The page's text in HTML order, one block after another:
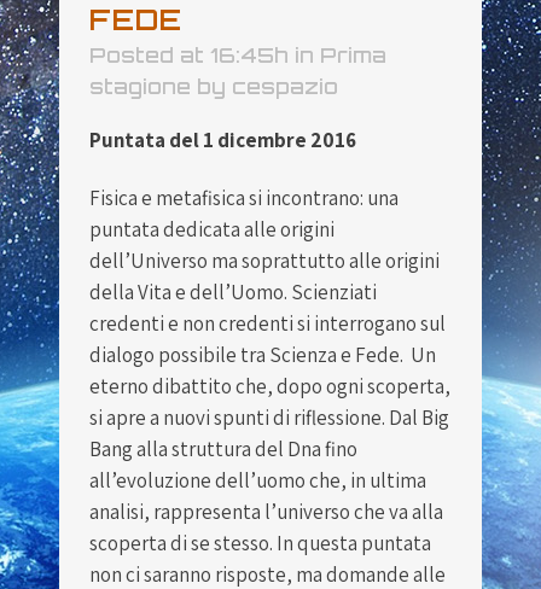
FEDE
Posted at 16:45h in Prima
stagione by cespazio
Puntata del 1 dicembre 2016
Fisica e metafisica si incontrano: una
puntata dedicata alle origini
dell’Universo ma soprattutto alle origini
della Vita e dell’Uomo. Scienziati
credenti e non credenti si interrogano sul
dialogo possibile tra Scienza e Fede. Un
eterno dibattito che, dopo ogni scoperta,
si apre a nuovi spunti di riflessione. Dal Big
Bang alla struttura del Dna fino
all’evoluzione dell’uomo che, in ultima
analisi, rappresenta l’universo che va alla
scoperta di se stesso. In questa puntata
non ci saranno risposte, ma domande alle